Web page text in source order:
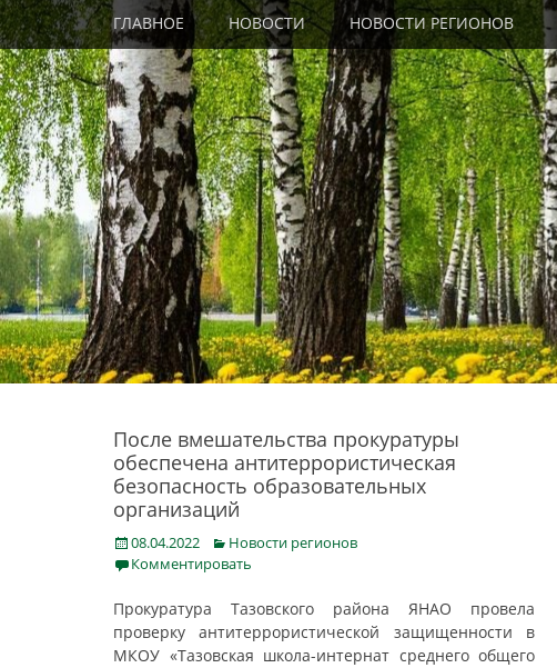
Skip
to
content
Primary Menu
ГЛАВНОЕ НОВОСТИ НОВОСТИ РЕГИОНОВ
После вмешательства прокуратуры
обеспечена антитеррористическая
безопасность образовательных
организаций
Posted
on
08.04.2022 Categories
Новости регионов
Комментировать
Прокуратура Тазовского района ЯНАО провела
проверку антитеррористической защищенности в
МКОУ «Тазовская школа-интернат среднего общего